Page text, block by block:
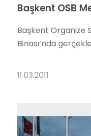
Başkent Organize
Binası’nda
11.03.2011